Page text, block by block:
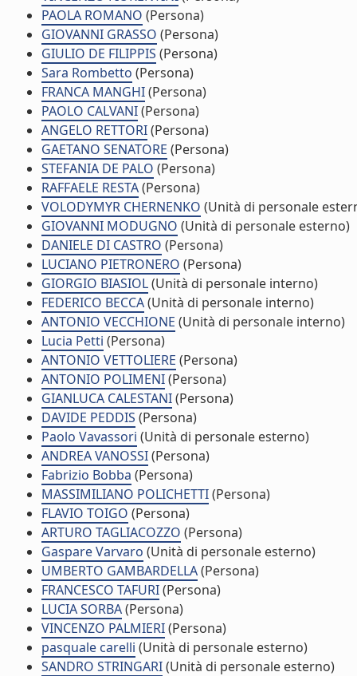
PAOLA ROMANO (Persona)
GIOVANNI GRASSO (Persona)
GIULIO DE FILIPPIS (Persona)
Sara Rombetto (Persona)
FRANCA MANGHI(Persona)
PAOLO CALVANI(Persona)
ANGELO RETTORI(Persona)
GAETANO SENATORE (Persona)
STEFANIA DE PALO (Persona)
RAFFAELE RESTA(Persona)
VOLODYMYR CHERNENKO (Unità di personale
GIOVANNI MODUGNO (Unità di personale esterno)
DANIELE DI CASTRO (Persona)
LUCIANO PIETRONERO (Persona)
GIORGIO BIASIOL(Unità di personale interno)
FEDERICO BECCA(Unità di personale interno)
ANTONIO VECCHIONE (Unità di personale interno)
Lucia Petti (Persona)
ANTONIO VETTOLIERE (Persona)
ANTONIO POLIMENI(Persona)
GIANLUCA CALESTANI(Persona)
DAVIDE PEDDIS (Persona)
Paolo Vavassori (Unità di personale esterno)
ANDREA VANOSSI(Persona)
Fabrizio Bobba (Persona)
MASSIMILIANO POLICHETTI(Persona)
FLAVIO TOIGO (Persona)
ARTURO TAGLIACOZZO (Persona)
Gaspare Varvaro (Unità di personale esterno)
UMBERTO GAMBARDELLA(Persona)
FRANCESCO TAFURI(Persona)
LUCIA SORBA(Persona)
VINCENZO PALMIERI(Persona)
pasquale carelli (Unità di personale esterno)
SANDRO STRINGARI(Unità di personale esterno)